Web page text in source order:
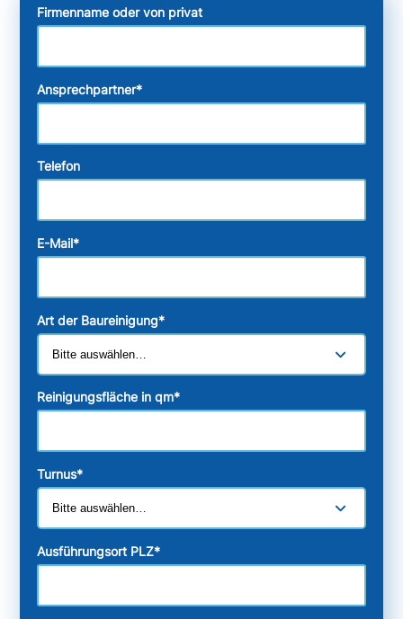
Firmenname oder von privat
Ansprechpartner*
Telefon
E-Mail*
Art der Baureinigung*
Reinigungsfläche in qm*
Turnus*
Ausführungsort PLZ*